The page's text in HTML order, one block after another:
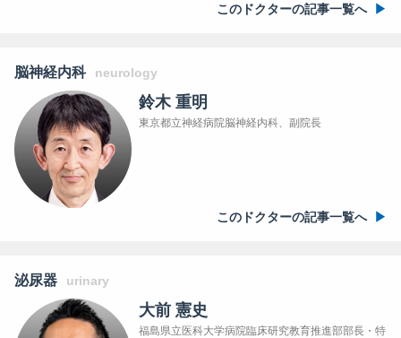
このドクターの記事一覧へ
脳神経内科 neurology
鈴木 重明
東京都立神経病院脳神経内科、副院長
このドクターの記事一覧へ
泌尿器 urinary
大前 憲史
福島県立医科大学病院臨床研究教育推進部部長・特